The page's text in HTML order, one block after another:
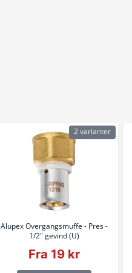
Alupex Overgangsmuffe - Pres -
1/2" gevind (U)
Fra 19 kr
2 varianter